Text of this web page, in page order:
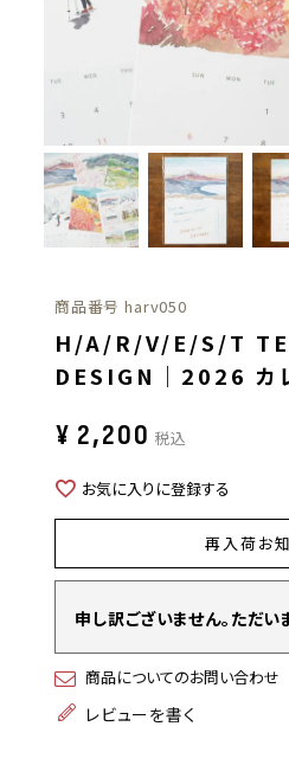
商品番号 harv050
H/A/R/V/E/S/T
DESIGN｜2026 カ
¥ 2,200 税込
お気に入りに登録する
再入荷お
申し訳ございません。ただい
商品についてのお問い合わせ
レビューを書く